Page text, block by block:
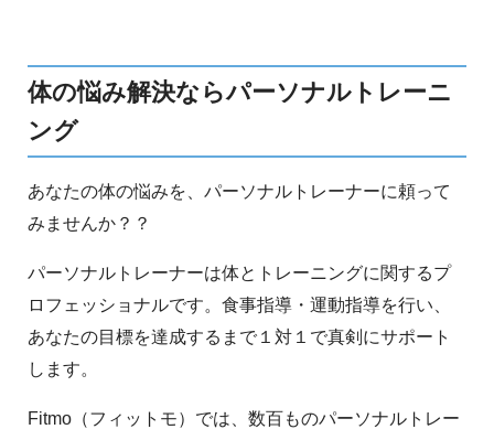
体の悩み解決ならパーソナルトレーニ
ング
あなたの体の悩みを、パーソナルトレーナーに頼って
みませんか？？
パーソナルトレーナーは体とトレーニングに関するプ
ロフェッショナルです。食事指導・運動指導を行い、
あなたの目標を達成するまで１対１で真剣にサポート
します。
Fitmo（フィットモ）では、数百ものパーソナルトレー